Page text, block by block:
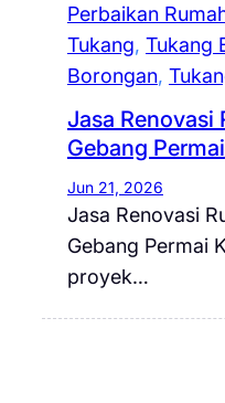
Perbaikan
Tukang, Tukang
Borongan,
Jasa Renovasi
Gebang Permai
Jun 21, 2026
Jasa Renovasi
Gebang Permai
proyek…